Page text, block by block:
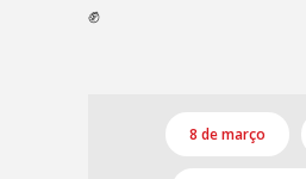
✊
8 de março